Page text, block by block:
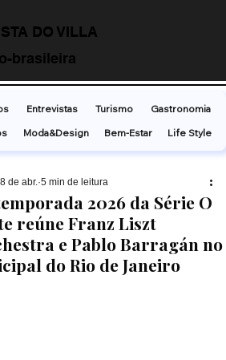
DO VILLA
brasileira
2026 da Série O
reúne Franz Liszt
e Pablo Barragán no
do Rio de Janeiro
de abr. 5 min de leitura
Entrevistas Turismo
Gastronomia
Moda&Design Bem-Estar Life Style